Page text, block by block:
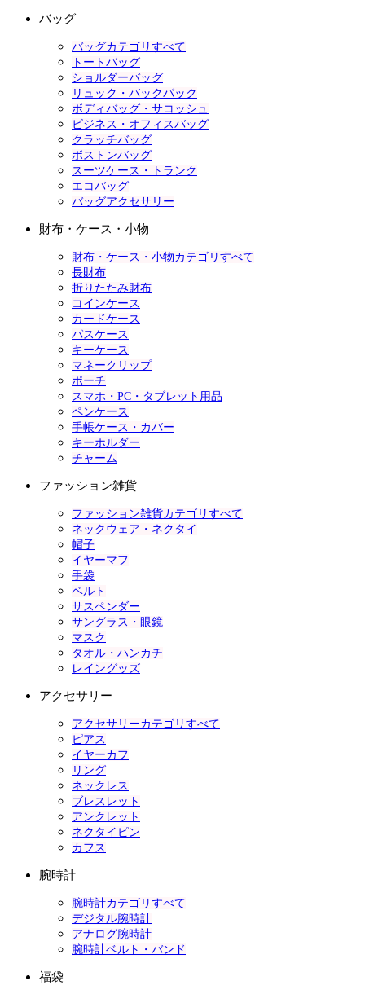
バッグ
バッグカテゴリすべて
トートバッグ
ショルダーバッグ
リュック・バックパック
ボディバッグ・サコッシュ
ビジネス・オフィスバッグ
クラッチバッグ
ボストンバッグ
スーツケース・トランク
エコバッグ
バッグアクセサリー
財布・ケース・小物
財布・ケース・小物カテゴリすべて
長財布
折りたたみ財布
コインケース
カードケース
パスケース
キーケース
マネークリップ
ポーチ
スマホ・PC・タブレット用品
ペンケース
手帳ケース・カバー
キーホルダー
チャーム
ファッション雑貨
ファッション雑貨カテゴリすべて
ネックウェア・ネクタイ
帽子
イヤーマフ
手袋
ベルト
サスペンダー
サングラス・眼鏡
マスク
タオル・ハンカチ
レイングッズ
アクセサリー
アクセサリーカテゴリすべて
ピアス
イヤーカフ
リング
ネックレス
ブレスレット
アンクレット
ネクタイピン
カフス
腕時計
腕時計カテゴリすべて
デジタル腕時計
アナログ腕時計
腕時計ベルト・バンド
福袋